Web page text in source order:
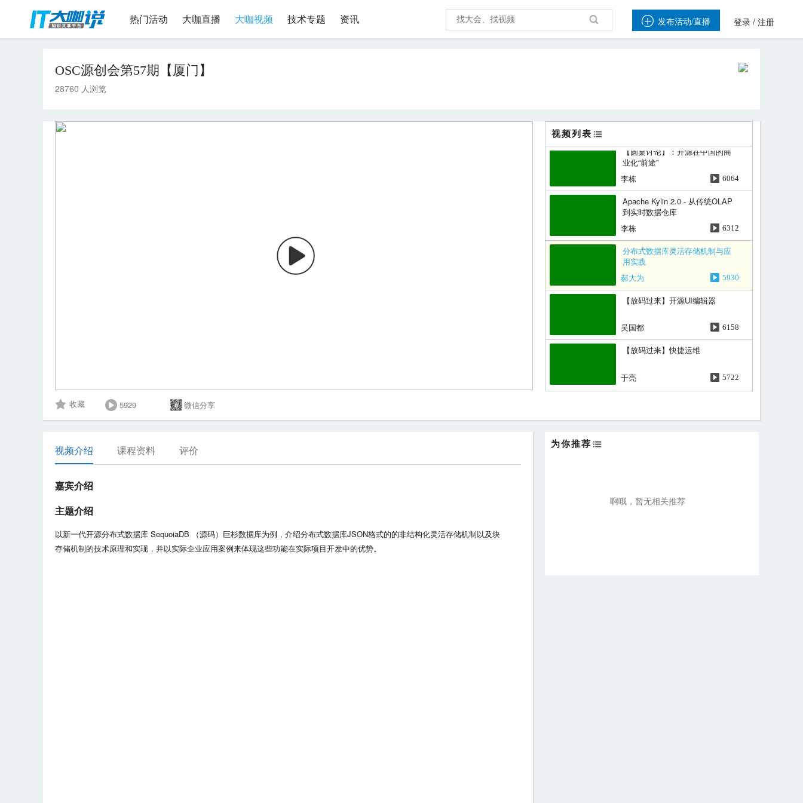
热门活动 大咖直播 大咖视频 技术专题 资讯  发布活动/直播 登录 / 注册
OSC源创会第57期【厦门】
28760 人浏览
收藏 5929 微信分享
视频列表
【圆桌讨论】：开源在中国的商
业化“前途”
李栋
6064
Apache Kylin 2.0 - 从传统OLAP
到实时数据仓库
李栋
6312
分布式数据库灵活存储机制与应
用实践
郝大为
5930
【放码过来】开源UI编辑器
吴国都 6158
【放码过来】快捷运维
于亮 5722
视频介绍 课程资料 评价
嘉宾介绍
主题介绍
以新一代开源分布式数据库 SequoiaDB （源码）巨杉数据库为例，介绍分布式数据库JSON格式的的非结构化灵活存储机制以及块
存储机制的技术原理和实现，并以实际企业应用案例来体现这些功能在实际项目开发中的优势。
为你推荐
啊哦，暂无相关推荐